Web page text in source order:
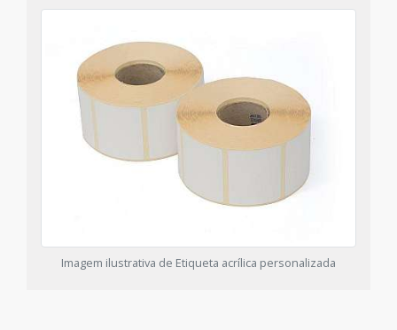
Imagem ilustrativa de Etiqueta acrílica personalizada